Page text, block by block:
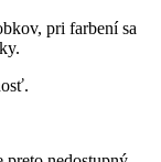
pri farbení sa